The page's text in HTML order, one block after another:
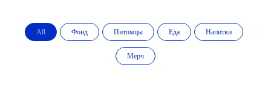
All Фонд Питомцы Еда Напитки
Мерч